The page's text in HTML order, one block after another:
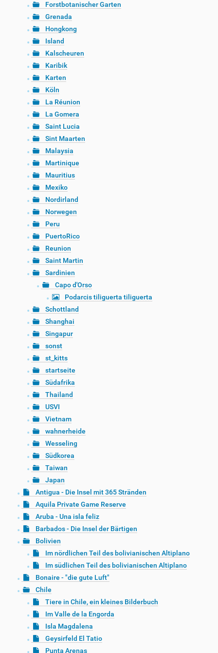
Forstbotanischer Garten
Grenada
Hongkong
Island
Kalscheuren
Karibik
Karten
Köln
La Réunion
La Gomera
Saint Lucia
Sint Maarten
Malaysia
Martinique
Mauritius
Mexiko
Nordirland
Norwegen
Peru
PuertoRico
Reunion
Saint Martin
Sardinien
Capo d'Orso
Podarcis tiliguerta tiliguerta
Schottland
Shanghai
Singapur
sonst
st_kitts
startseite
Südafrika
Thailand
USVI
Vietnam
wahnerheide
Wesseling
Südkorea
Taiwan
Japan
Antigua - Die Insel mit 365 Stränden
Aquila Private Game Reserve
Aruba - Una isla feliz
Barbados - Die Insel der Bärtigen
Bolivien
Im nördlichen Teil des bolivianischen Altiplano
Im südlichen Teil des bolivianischen Altiplano
Bonaire - "die gute Luft"
Chile
Tiere in Chile, ein kleines Bilderbuch
Im Valle de la Engorda
Isla Magdalena
Geysirfeld El Tatio
Punta Arenas